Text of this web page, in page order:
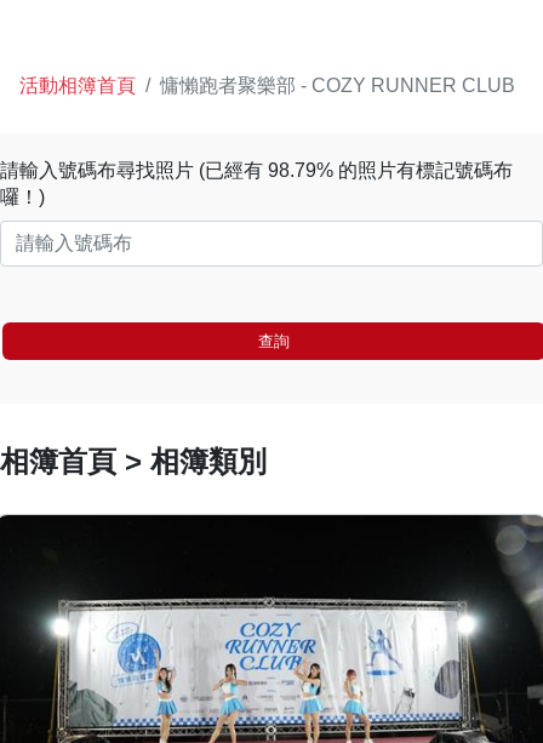
活動相簿首頁 慵懶跑者聚樂部 - COZY RUNNER CLUB
請輸入號碼布尋找照片 (已經有 98.79% 的照片有標記號碼布
囉！)
查詢
相簿首頁 > 相簿類別